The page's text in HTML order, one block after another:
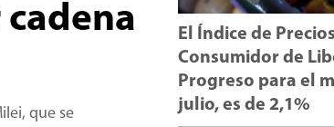
que se
El Índice de Precios
Consumidor de
Progreso para el
julio, es de 2,1%